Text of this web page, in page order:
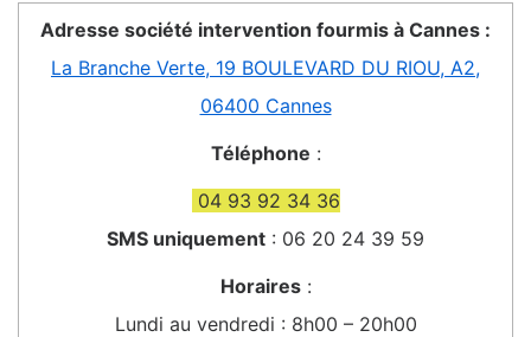
Adresse société intervention fourmis à Cannes :
La Branche Verte, 19 BOULEVARD DU RIOU, A2,
06400 Cannes
Téléphone :
04 93 92 34 36
SMS uniquement : 06 20 24 39 59
Horaires:
Lundi au vendredi : 8h00 – 20h00